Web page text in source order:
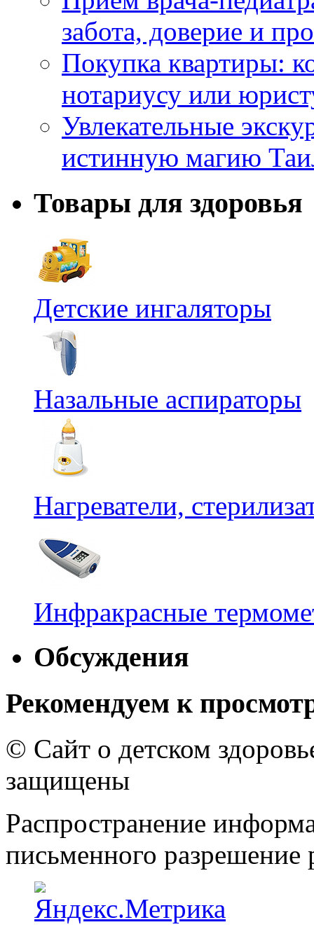
забота, доверие и
Покупка квартиры:
нотариусу или
Увлекательные
истинную магию
Товары для здоровья
Детские ингаляторы
Назальные аспираторы
Нагреватели,
Инфракрасные
Обсуждения
Рекомендуем к
© Сайт о детском
защищены
Распространение
письменного разрешение